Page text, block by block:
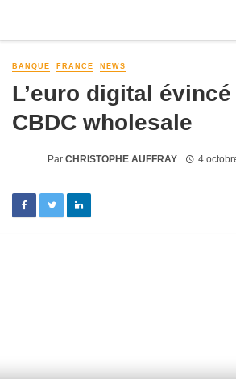
BANQUE FRANCE NEWS
L’euro digital
CBDC wholesale
Par CHRISTOPHE AUFFRAY 4